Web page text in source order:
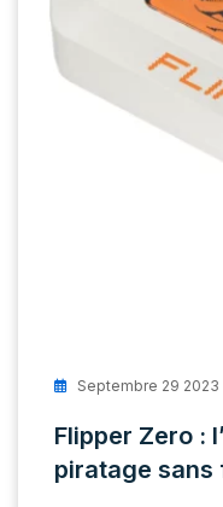
Septembre 29 2023
Flipper Zero :
piratage sans